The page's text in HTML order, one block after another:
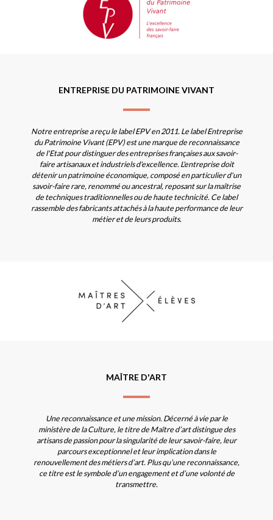
ENTREPRISE DU PATRIMOINE VIVANT
Notre entreprise a reçu le label EPV en 2011. Le label Entreprise
du Patrimoine Vivant (EPV) est une marque de reconnaissance
de l'Etat pour distinguer des entreprises françaises aux savoir-
faire artisanaux et industriels d'excellence. L'entreprise doit
détenir un patrimoine économique, composé en particulier d'un
savoir-faire rare, renommé ou ancestral, reposant sur la maîtrise
de techniques traditionnelles ou de haute technicité. Ce label
rassemble des fabricants attachés à la haute performance de leur
métier et de leurs produits.
MAÎTRE D'ART
Une reconnaissance et une mission. Décerné à vie par le
ministère de la Culture, le titre de Maître d’art distingue des
artisans de passion pour la singularité de leur savoir-faire, leur
parcours exceptionnel et leur implication dans le
renouvellement des métiers d’art. Plus qu’une reconnaissance,
ce titre est le symbole d’un engagement et d’une volonté de
transmettre.